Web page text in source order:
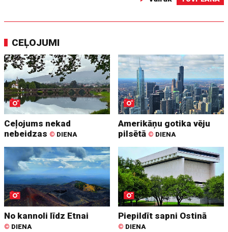
CEĻOJUMI
Ceļojums nekad
nebeidzas © DIENA
Amerikāņu gotika vēju
pilsētā © DIENA
No kannoli līdz Etnai
© DIENA
Piepildīt sapni Ostinā
© DIENA